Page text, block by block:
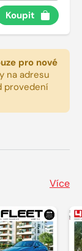
Koupit
pro nové
na adresu
provedení
Více